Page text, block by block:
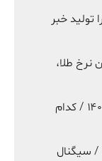
تولید خبر
نرخ طلا،
بازدهی بازارها در هفته دوم مرداد ۱۴۰۵ / کدام
/ سیگنال